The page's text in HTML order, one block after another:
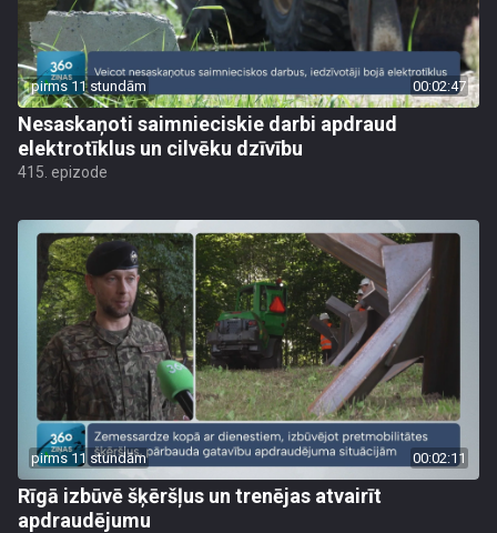
pirms 11 stundām 00:02:47
Nesaskaņoti saimnieciskie darbi apdraud
elektrotīklus un cilvēku dzīvību
415. epizode
pirms 11 stundām 00:02:11
Rīgā izbūvē šķēršļus un trenējas atvairīt
apdraudējumu